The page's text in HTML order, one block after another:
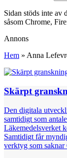
Sidan stöds inte av
såsom Chrome,
Annons
Hem » Anna
Skärpt
Den digitala
samtidigt som
Läkemedelsverket
Samtidigt får
verktyg som